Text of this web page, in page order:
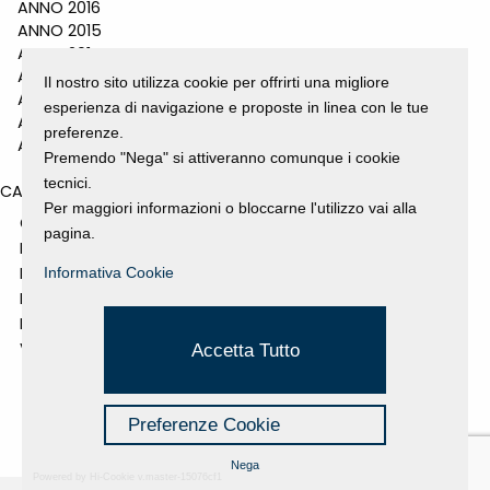
ANNO 2016
ANNO 2015
ANNO 2014
ANNO 2011
ANNO 2010
ANNO 2009
ANNO 2008
CATEGORIES
GALLERY
MOSTRE E EVENTI
NEWS
PROGETTI SOSTENUTI
RASSEGNA STAMPA
VIDEO
Il nostro sito utilizza cookie per offrirti una migliore
esperienza di navigazione e proposte in linea con le tue
preferenze.
Premendo "Nega" si attiveranno comunque i cookie
tecnici.
Per maggiori informazioni o bloccarne l'utilizzo vai alla
pagina.
Informativa Cookie
Accetta Tutto
Preferenze Cookie
Nega